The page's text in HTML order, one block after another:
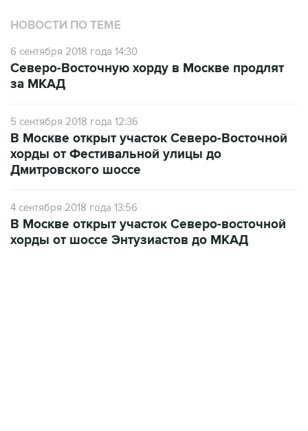
НОВОСТИ ПО ТЕМЕ
6 сентября 2018 года 14:30
Северо-Восточную хорду в Москве продлят
за МКАД
5 сентября 2018 года 12:36
В Москве открыт участок Северо-Восточной
хорды от Фестивальной улицы до
Дмитровского шоссе
4 сентября 2018 года 13:56
В Москве открыт участок Северо-восточной
хорды от шоссе Энтузиастов до МКАД